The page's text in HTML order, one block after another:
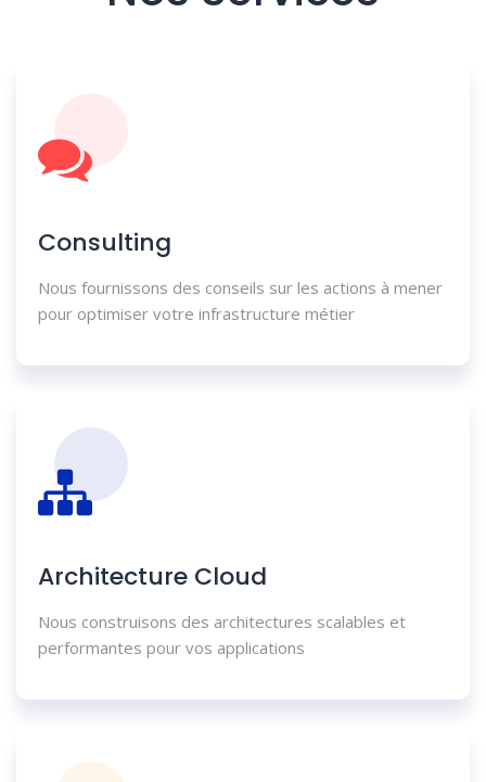
Consulting
Nous fournissons des conseils sur les actions à mener
pour optimiser votre infrastructure métier
Architecture Cloud
Nous construisons des architectures scalables et
performantes pour vos applications